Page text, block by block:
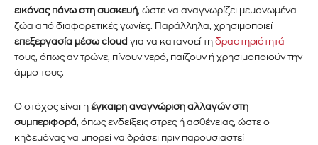
Εγγραφείτε στο Newsletter του
εικόνας πάνω στη συσκευή, ώστε να αναγνωρίζει μεμονωμένα
ζώα από διαφορετικές γωνίες. Παράλληλα, χρησιμοποιεί
επεξεργασία μέσω cloud για να κατανοεί τη δραστηριότητά
τους, όπως αν τρώνε, πίνουν νερό, παίζουν ή χρησιμοποιούν την
άμμο τους.
Ο στόχος είναι η έγκαιρη αναγνώριση αλλαγών στη
συμπεριφορά, όπως ενδείξεις στρες ή ασθένειας, ώστε ο
κηδεμόνας να μπορεί να δράσει πριν παρουσιαστεί